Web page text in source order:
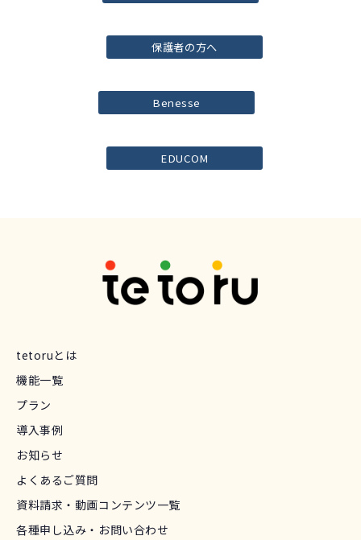
保護者の方へ
Benesse
EDUCOM
tetoruとは
機能一覧
プラン
導入事例
お知らせ
よくあるご質問
資料請求・動画コンテンツ一覧
各種申し込み・お問い合わせ